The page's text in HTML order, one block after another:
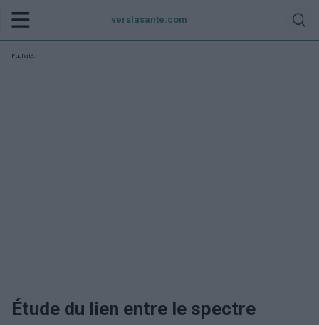
verslasante.com
Publicité:
Étude du lien entre le spectre